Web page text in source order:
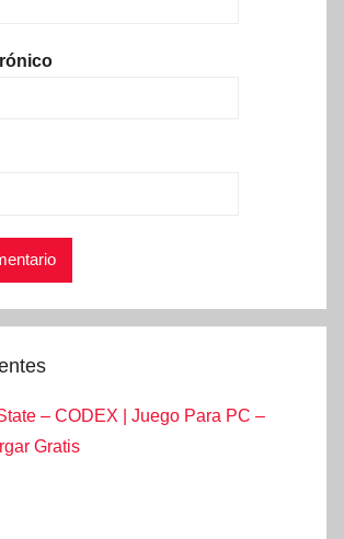
– CODEX | Juego Para PC –
Gratis